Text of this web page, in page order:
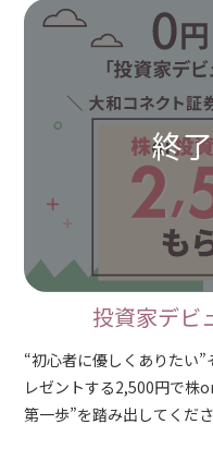
投資家デビ
“初心者に優しくありたい
レゼントする2,500円で株
第一歩”を踏み出してくださ